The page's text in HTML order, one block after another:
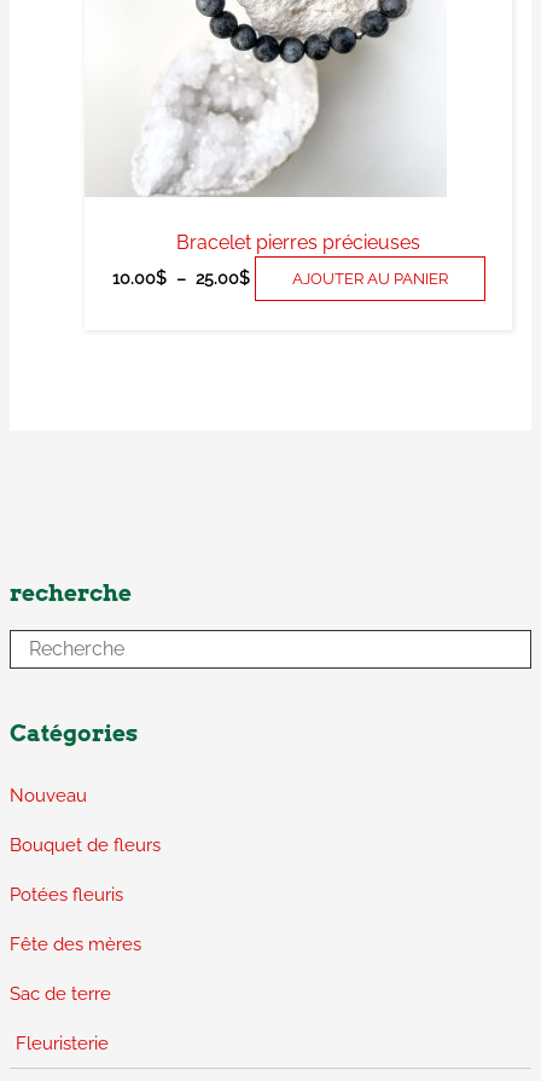
recherche
Catégories
Nouveau
Bouquet de fleurs
Potées fleuris
Fête des mères
Sac de terre
Fleuristerie
Bracelet pierres précieuses
10.00$ – 25.00$ AJOUTER AU PANIER